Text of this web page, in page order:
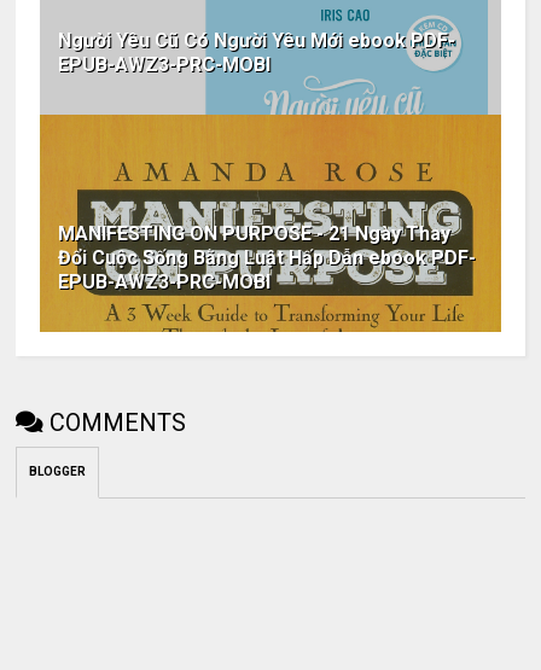
Người Yêu Cũ Có Người Yêu Mới ebook PDF-
EPUB-AWZ3-PRC-MOBI
MANIFESTING ON PURPOSE - 21 Ngày Thay
Đổi Cuộc Sống Bằng Luật Hấp Dẫn ebook PDF-
EPUB-AWZ3-PRC-MOBI
COMMENTS
BLOGGER